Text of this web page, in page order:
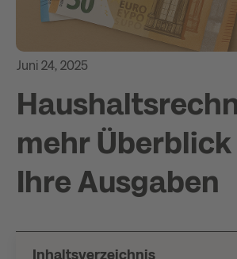
Juni 24, 2025
mehr
Ihre Ausgaben
Inhaltsverzeichnis